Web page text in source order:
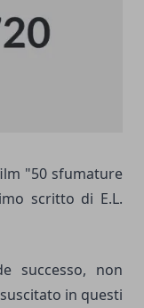
"50 sfumature
scritto di E.L.
successo, non
in questi